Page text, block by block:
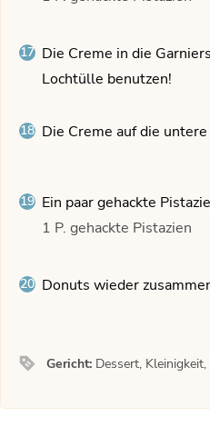
Die Creme in die
Lochtülle benutzen!
Die Creme auf die
Ein paar gehackte
1 P. gehackte Pistazien
Donuts wieder
Gericht: Dessert, Kleinigkeit,